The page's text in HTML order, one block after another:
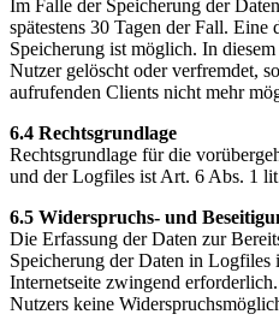
Im Falle der Speicherung der
spätestens 30 Tagen der Fall. Eine
Speicherung ist möglich. In
Nutzer gelöscht oder verfremdet,
aufrufenden Clients nicht mehr
6.4 Rechtsgrundlage
Rechtsgrundlage für die
und der Logfiles ist Art. 6 Abs. 1
6.5 Widerspruchs- und
Die Erfassung der Daten zur
Speicherung der Daten in Logfiles
Internetseite zwingend
Nutzers keine